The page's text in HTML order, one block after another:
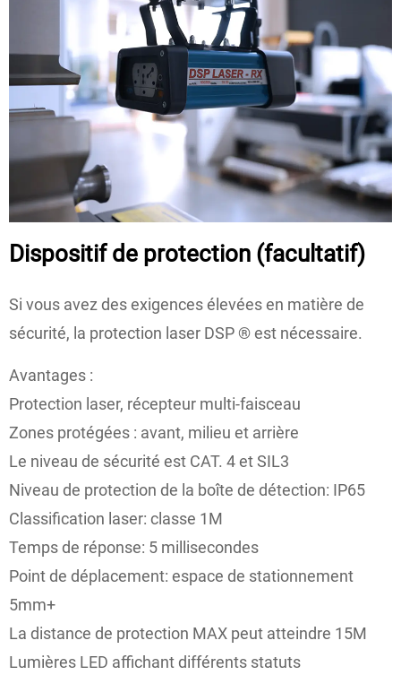
Dispositif de protection (facultatif)
Si vous avez des exigences élevées en matière de
sécurité, la protection laser DSP ® est nécessaire.
Avantages :
Protection laser, récepteur multi-faisceau
Zones protégées : avant, milieu et arrière
Le niveau de sécurité est CAT. 4 et SIL3
Niveau de protection de la boîte de détection: IP65
Classification laser: classe 1M
Temps de réponse: 5 millisecondes
Point de déplacement: espace de stationnement
5mm+
La distance de protection MAX peut atteindre 15M
Lumières LED affichant différents statuts